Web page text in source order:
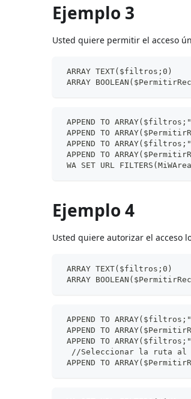
Ejemplo 3
Usted quiere permitir el acceso
ARRAY TEXT($filtros;0)
ARRAY
APPEND TO
APPEND TO
APPEND TO
APPEND TO
WA SET URL
Ejemplo 4
Usted quiere autorizar el acceso
ARRAY TEXT($filtros;0)
ARRAY
APPEND TO
APPEND TO
APPEND TO
//Seleccionar la ruta al
APPEND TO